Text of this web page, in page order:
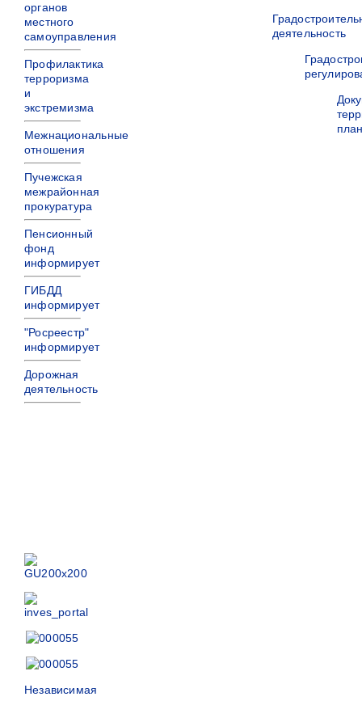
органов
местного
самоуправления
Профилактика
терроризма
и
экстремизма
Межнациональные
отношения
Пучежская
межрайонная
прокуратура
Пенсионный
фонд
информирует
ГИБДД
информирует
"Росреестр"
информирует
Дорожная
деятельность
Независимая
деятельность